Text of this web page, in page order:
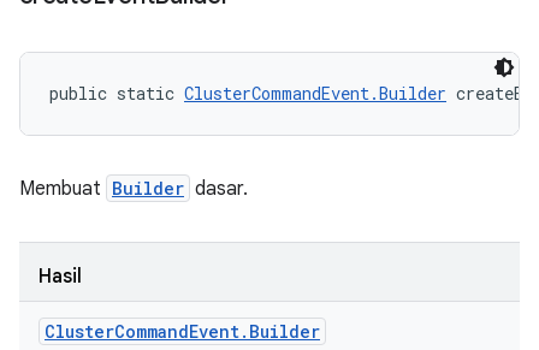
public static ClusterCommandEvent.Builder
Membuat Builder dasar.
Hasil
ClusterCommandEvent. Builder